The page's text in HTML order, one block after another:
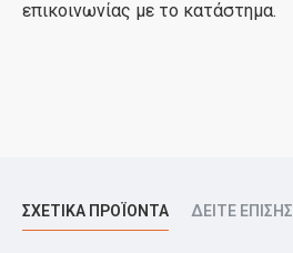
επικοινωνίας με το κατάστημα.
ΣΧΕΤΙΚΆ ΠΡΟΪΌΝΤΑ ΔΕΊΤΕ ΕΠΊΣΗΣ